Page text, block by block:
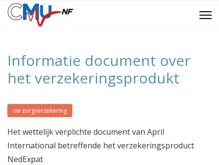
Informatie document over
het verzekeringsprodukt
uw zorgverzekering
Het wettelijk verplichte document van April
International betreffende het verzekeringsproduct
NedExpat